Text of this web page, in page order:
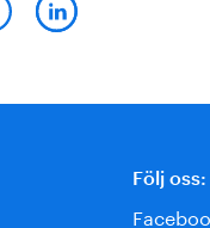
Följ oss: